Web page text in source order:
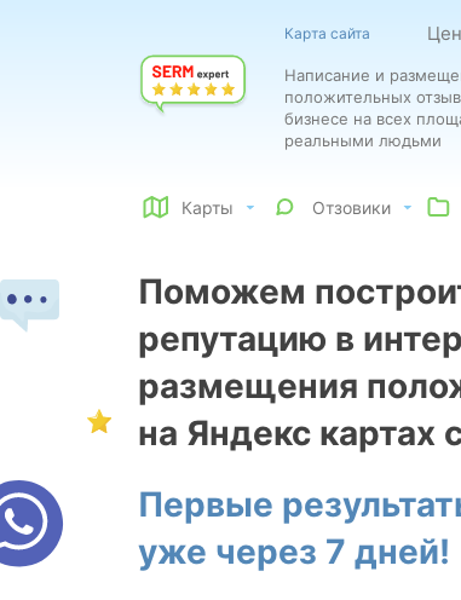
Карта сайта
Написание и
положительных
бизнесе на всех
реальными людьми
Карты Отзовики
Поможем
репутацию в
размещения
на Яндекс картах
Первые
уже через 7 дней!